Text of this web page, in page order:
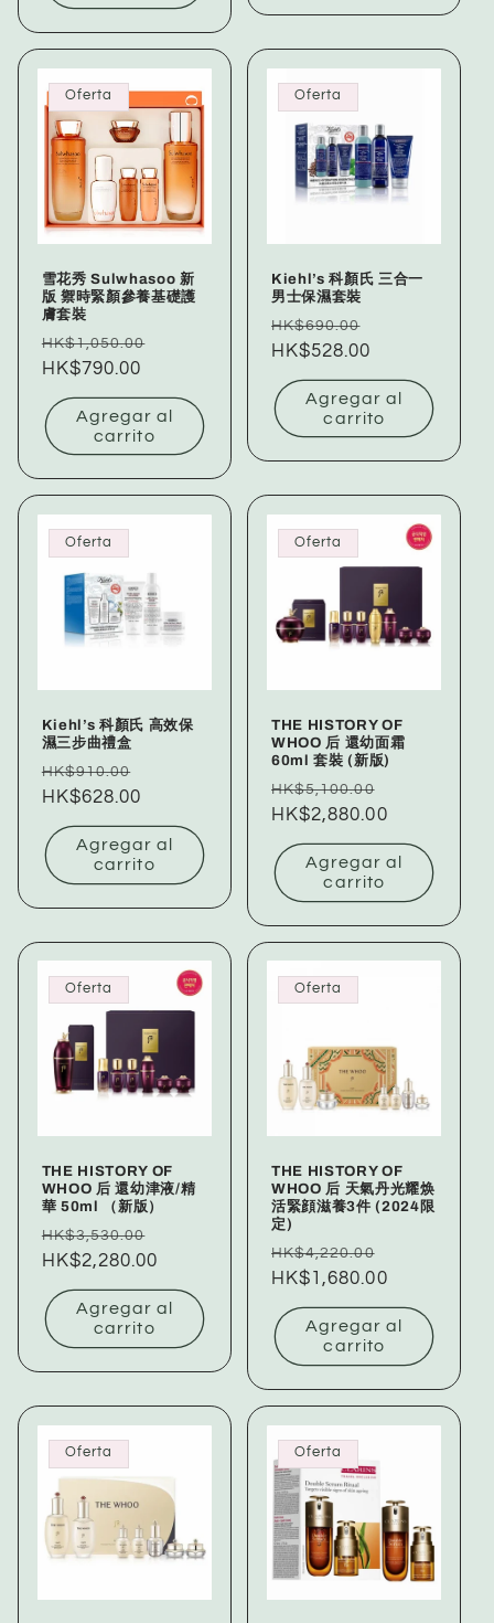
Oferta
雪花秀 Sulwhasoo 新
版 禦時緊顏參養基礎護
膚套裝
Precio
habitual
HK$1,050.00
oferta
HK$790.00
Agregar al
carrito
Oferta
Kiehl’s 科顏氏 三合一
男士保濕套裝
Precio
habitual
HK$690.00
oferta
HK$528.00
Agregar al
carrito
Oferta
Kiehl’s 科顏氏 高效保
濕三步曲禮盒
Precio
habitual
HK$910.00
oferta
HK$628.00
Agregar al
carrito
Oferta
THE HISTORY OF
WHOO 后 還幼面霜
60ml 套裝 (新版)
Precio
habitual
HK$5,100.00
de
oferta
HK$2,880.00
Agregar al
carrito
Oferta
THE HISTORY OF
WHOO 后 還幼津液/精
華 50ml （新版）
Precio
habitual
HK$3,530.00
de
oferta
HK$2,280.00
Agregar al
carrito
Oferta
THE HISTORY OF
WHOO 后 天氣丹光耀焕
活緊顔滋養3件 (2024限
定)
Precio
habitual
HK$4,220.00
de
oferta
HK$1,680.00
Agregar al
carrito
Oferta Oferta